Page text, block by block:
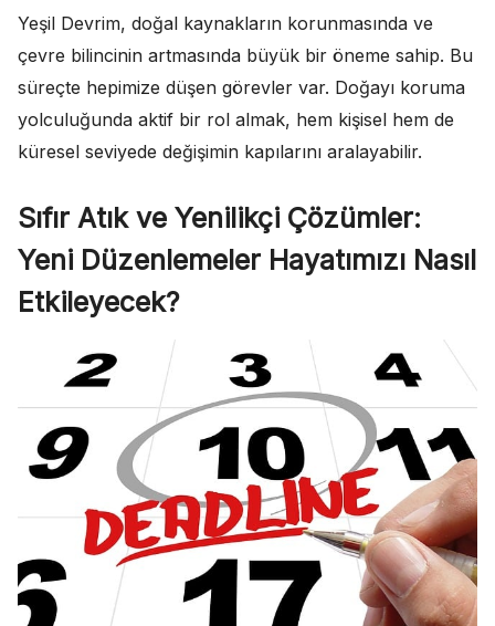
Yeşil Devrim, doğal kaynakların korunmasında ve
çevre bilincinin artmasında büyük bir öneme sahip. Bu
süreçte hepimize düşen görevler var. Doğayı koruma
yolculuğunda aktif bir rol almak, hem kişisel hem de
küresel seviyede değişimin kapılarını aralayabilir.
Sıfır Atık ve Yenilikçi Çözümler:
Yeni Düzenlemeler Hayatımızı Nasıl
Etkileyecek?